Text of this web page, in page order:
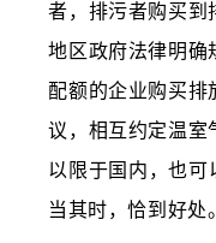
者，排污者购买到
地区政府法律明确
配额的企业购买排
议，相互约定温室
以限于国内，也可
当其时，恰到好处。